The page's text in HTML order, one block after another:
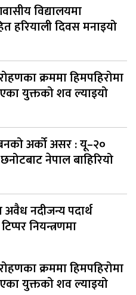
विद्यालयमा
हरियाली दिवस मनाइयो
क्रममा हिमपहिरोमा
युक्तको शव ल्याइयो
अर्को असर : यू–२०
नेपाल बाहिरियो
नदीजन्य पदार्थ
नियन्त्रणमा
क्रममा हिमपहिरोमा
युक्तको शव ल्याइयो